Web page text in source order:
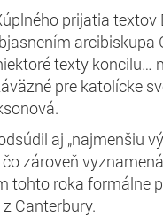
prijatia textov
arcibiskupa
texty koncilu…
pre katolícke
aj „najmenšiu
zároveň
tohto roka formálne
Canterbury.